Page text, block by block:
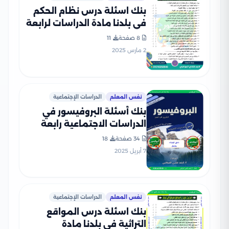
بنك اسئلة درس نظام الحكم
في بلدنا مادة الدراسات لرابعة
ابتدائي بصيغة PDF
8 صفحة
11
2 مارس 2025
نفس المعلم الدراسات الإجتماعية
بنك أسئلة البروفيسور في
الدراسات الاجتماعية رابعة
ابتدائي ترم ثاني علي مقرر
مارس وأبريل بصيغة PDF
34 صفحة
18
7 أبريل 2025
نفس المعلم الدراسات الإجتماعية
بنك اسئلة درس المواقع
التراثية في بلدنا مادة